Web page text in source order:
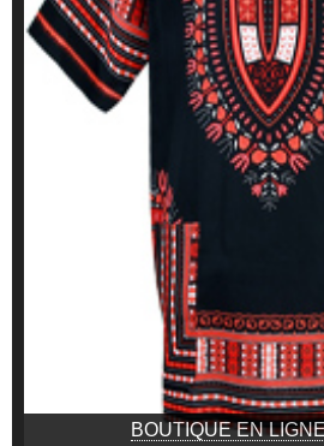
BOUTIQUE EN